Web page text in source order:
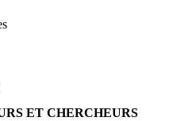
ET CHERCHEURS